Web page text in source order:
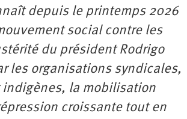
depuis le printemps 2026
social contre les
du président Rodrigo
les organisations syndicales,
indigènes, la mobilisation
croissante tout en